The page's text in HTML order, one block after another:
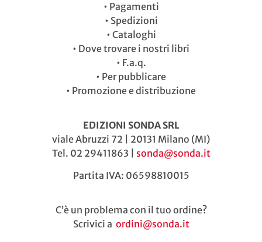
• Pagamenti
• Spedizioni
• Cataloghi
• Dove trovare i nostri libri
• F.a.q.
• Per pubblicare
• Promozione e distribuzione
EDIZIONI SONDA SRL
viale Abruzzi 72 | 20131 Milano (MI)
Tel. 02 29411863 | sonda@sonda.it
Partita IVA: 06598810015
C’è un problema con il tuo ordine?
Scrivici a ordini@sonda.it